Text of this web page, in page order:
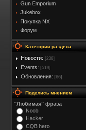
Gun Emporium
Jukebox
Покупка NX
Форум
Категории раздела
Новости: [238]
Events: [519]
Обновления: [66]
Поделись мнением
"Любимая" фраза
Noob
Hacker
CQB hero